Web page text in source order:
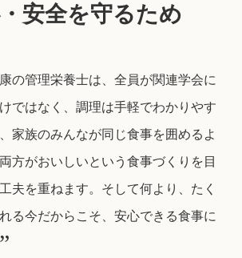
安全を守るため
の管理栄養士は、全員が関連学会に
ではなく、調理は手軽でわかりやす
家族のみんなが同じ食事を囲めるよ
方がおいしいという食事づくりを目
夫を重ねます。そして何より、たく
る今だからこそ、安心できる食事に
”